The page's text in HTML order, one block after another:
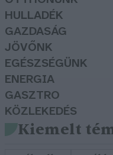
HULLADÉK
GAZDASÁG
JÖVŐNK
EGÉSZSÉGÜNK
ENERGIA
GASZTRO
KÖZLEKEDÉS
Kiemelt